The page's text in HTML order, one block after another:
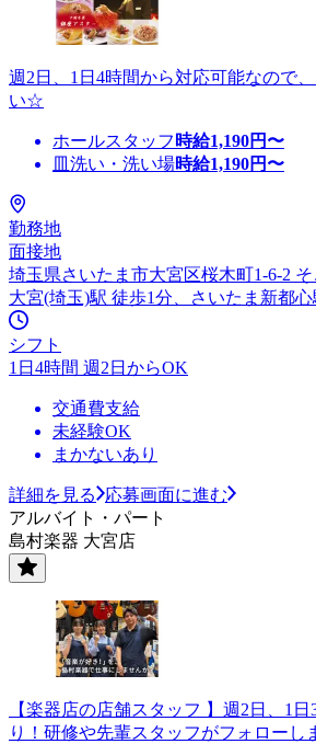
週2日、1日4時間から対応可能なので
い☆
ホールスタッフ 時給1,190円〜
皿洗い・洗い場時給1,190円〜
勤務地
面接地
埼玉県さいたま市大宮区桜木町1-6-2
大宮(埼玉)駅 徒歩1分、さいたま新都心
シフト
1日4時間 週2日からOK
交通費支給
未経験OK
まかないあり
詳細を見る
応募画面に進む
アルバイト・パート
島村楽器 大宮店
【楽器店の店舗スタッフ 】週2日、1
り！研修や先輩スタッフがフォローし